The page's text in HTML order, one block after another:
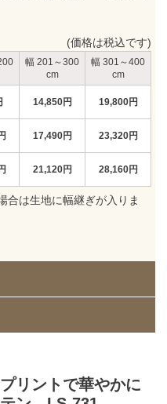
(価格は税込です)
201～300 301～400
14,850円 19,800円
17,490円 23,320円
21,120円 28,160円
合は生地に幅継ぎが入りま
リントで華やかに